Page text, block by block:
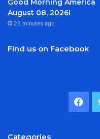
Good Morning America
August 08, 2026!
25 minutes ago
Find us on Facebook
Categories